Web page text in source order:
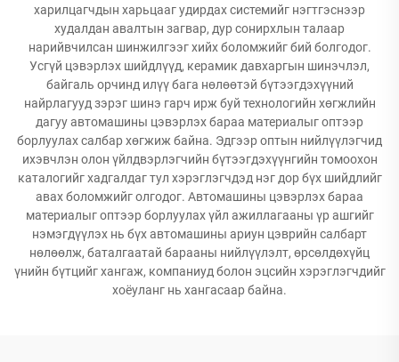
харилцагчдын харьцааг удирдах системийг нэгтгэснээр
худалдан авалтын загвар, дур сонирхлын талаар
нарийвчилсан шинжилгээг хийх боломжийг бий болгодог.
Усгүй цэвэрлэх шийдлүүд, керамик давхаргын шинэчлэл,
байгаль орчинд илүү бага нөлөөтэй бүтээгдэхүүний
найрлагууд зэрэг шинэ гарч ирж буй технологийн хөгжлийн
дагуу автомашины цэвэрлэх бараа материалыг оптээр
борлуулах салбар хөгжиж байна. Эдгээр оптын нийлүүлэгчид
ихэвчлэн олон үйлдвэрлэгчийн бүтээгдэхүүнгийн томоохон
каталогийг хадгалдаг тул хэрэглэгчдэд нэг дор бүх шийдлийг
авах боломжийг олгодог. Автомашины цэвэрлэх бараа
материалыг оптээр борлуулах үйл ажиллагааны үр ашгийг
нэмэгдүүлэх нь бүх автомашины ариун цэврийн салбарт
нөлөөлж, баталгаатай барааны нийлүүлэлт, өрсөлдөхүйц
үнийн бүтцийг хангаж, компаниуд болон эцсийн хэрэглэгчдийг
хоёуланг нь хангасаар байна.